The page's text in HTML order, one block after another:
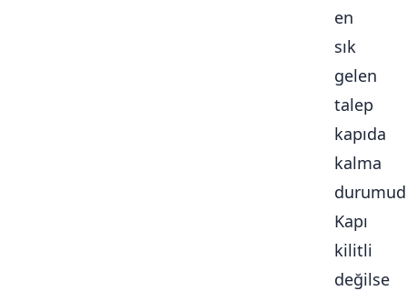
en
sık
gelen
talep
kapıda
kalma
Kapı
kilitli
değilse